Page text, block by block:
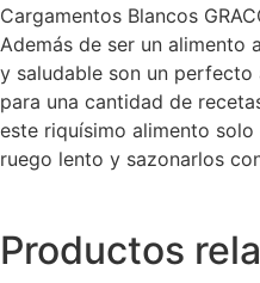
Cargamentos Blancos
Además de ser un alimento
y saludable son un perfecto
para una cantidad de
este riquísimo alimento
ruego lento y sazonarlos
Productos